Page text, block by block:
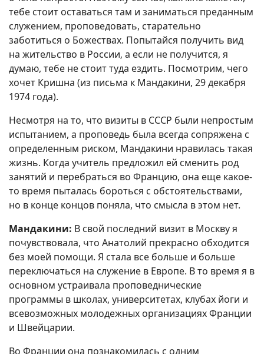
тебе стоит оставаться там и заниматься преданным
служением, проповедовать, старательно
заботиться о Божествах. Попытайся получить вид
на жительство в России‚ а если не получится, я
думаю, тебе не стоит туда ездить. Посмотрим, чего
хочет Кришна (из письма к Мандакини, 29 декабря
1974 года).
Несмотря на то, что визиты в СССР были непростым
испытанием, а проповедь была всегда сопряжена с
определенным риском, Мандакини нравилась такая
жизнь. Когда учитель предложил ей сменить род
занятий и перебраться во Францию, она еще какое-
то время пыталась бороться с обстоятельствами,
но в конце концов поняла, что смысла в этом нет.
Мандакини: В свой последний визит в Москву я
почувствовала, что Анатолий прекрасно обходится
без моей помощи. Я стала все больше и больше
переключаться на служение в Европе. В то время я в
основном устраивала проповеднические
программы в школах, университетах, клубах йоги и
всевозможных молодежных организациях Франции
и Швейцарии.
Во Франции она познакомилась с одним